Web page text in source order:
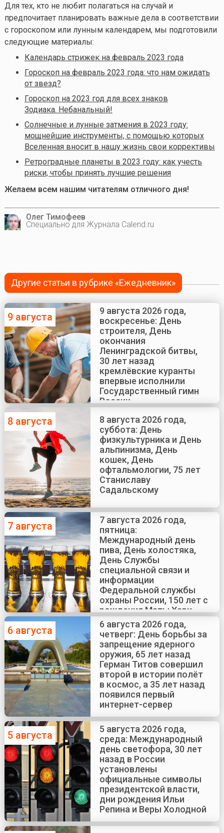
Для тех, кто не любит полагаться на случай и
предпочитает планировать важные дела в соответствии
с гороскопом или лунным календарем, мы подготовили
следующие материалы:
Календарь стрижек на февраль 2023 года
Гороскоп на февраль 2023 года: что нам ожидать
от звезд?
Гороскоп на 2023 год для всех знаков
Зодиака. Небанальный!
Солнечные и лунные затмения в 2023 году:
мощнейшие инструменты, с помощью которых
Вселенная вносит в нашу жизнь свои коррективы
Ретроградные планеты в 2023 году: как учесть
риски, чтобы принять лучшие решения
Желаем всем нашим читателям отличного дня!
Олег Тимофеев
Специально для Журнала Calend.ru
Другие статьи в рубрике «Ежедневник»
9 августа
9 августа 2026 года,
воскресенье: День
строителя, День
окончания
Ленинградской битвы,
30 лет назад
кремлёвские куранты
впервые исполнили
Государственный гимн
России
8 августа
8 августа 2026 года,
суббота: День
физкультурника и День
альпинизма, День
кошек, День
офтальмологии, 75 лет
Станиславу
Садальскому
7 августа
7 августа 2026 года,
пятница:
Международный день
пива, День холостяка,
День Службы
специальной связи и
информации
Федеральной службы
охраны России, 150 лет с
рождения Маты Хари
6 августа
6 августа 2026 года,
четверг: День борьбы за
запрещение ядерного
оружия, 65 лет назад
Герман Титов совершил
второй в истории полёт
в космос, а 35 лет назад
появился первый
интернет-сервер
5 августа
5 августа 2026 года,
среда: Международный
день светофора, 30 лет
назад в России
установлены
официальные символы
президентской власти,
дни рождения Ильи
Репина и Веры Холодной